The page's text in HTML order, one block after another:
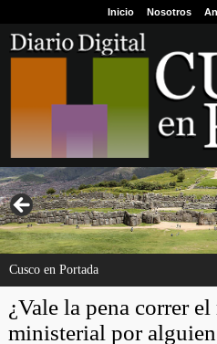
Inicio Nosotros
Cusco en Portada
¿Vale la pena correr
ministerial por